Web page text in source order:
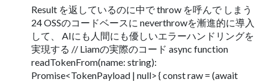
Result を返しているのに中で throw を呼んで しまう
24 OSSのコードベースに neverthrowを漸進的に導入
して、 AIにも人間にも優しいエラーハンドリングを
実現する // Liamの実際のコード async function
readTokenFrom(name: string):
Promise<TokenPayload | null> { const raw = (await